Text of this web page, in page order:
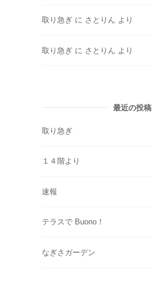
取り急ぎ に さとりん より
取り急ぎ に さとりん より
最近の投稿
取り急ぎ
１４階より
速報
テラスで Buono！
なぎさガーデン